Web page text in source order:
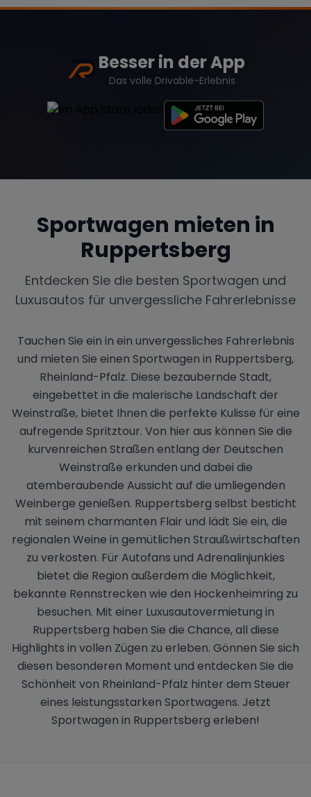
Besser in der App
Das volle Drivable-Erlebnis
Sportwagen mieten in
Ruppertsberg
Entdecken Sie die besten Sportwagen und
Luxusautos für unvergessliche Fahrerlebnisse
Tauchen Sie ein in ein unvergessliches Fahrerlebnis
und mieten Sie einen Sportwagen in Ruppertsberg,
Rheinland-Pfalz. Diese bezaubernde Stadt,
eingebettet in die malerische Landschaft der
Weinstraße, bietet Ihnen die perfekte Kulisse für eine
aufregende Spritztour. Von hier aus können Sie die
kurvenreichen Straßen entlang der Deutschen
Weinstraße erkunden und dabei die
atemberaubende Aussicht auf die umliegenden
Weinberge genießen. Ruppertsberg selbst besticht
mit seinem charmanten Flair und lädt Sie ein, die
regionalen Weine in gemütlichen Straußwirtschaften
zu verkosten. Für Autofans und Adrenalinjunkies
bietet die Region außerdem die Möglichkeit,
bekannte Rennstrecken wie den Hockenheimring zu
besuchen. Mit einer Luxusautovermietung in
Ruppertsberg haben Sie die Chance, all diese
Highlights in vollen Zügen zu erleben. Gönnen Sie sich
diesen besonderen Moment und entdecken Sie die
Schönheit von Rheinland-Pfalz hinter dem Steuer
eines leistungsstarken Sportwagens. Jetzt
Sportwagen in Ruppertsberg erleben!